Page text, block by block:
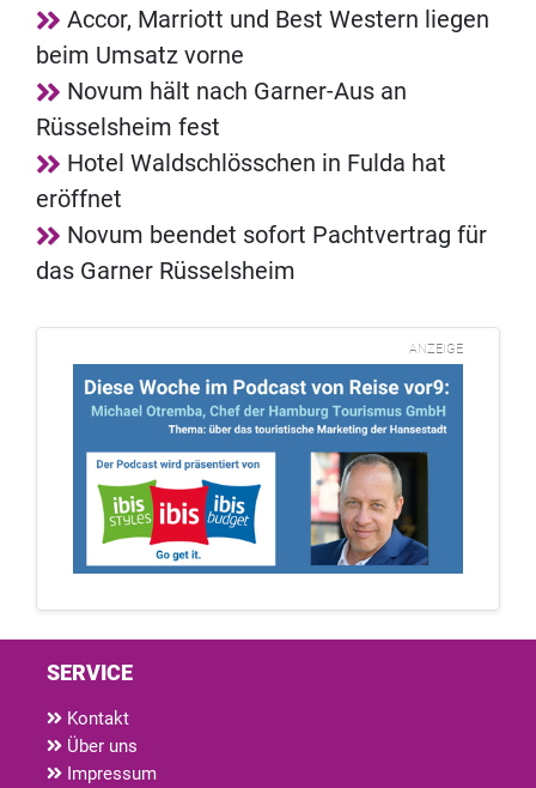
Accor, Marriott und Best Western liegen
beim Umsatz vorne
Novum hält nach Garner-Aus an
Rüsselsheim fest
Hotel Waldschlösschen in Fulda hat
eröffnet
Novum beendet sofort Pachtvertrag für
das Garner Rüsselsheim
ANZEIGE
SERVICE
Kontakt
Über uns
Impressum